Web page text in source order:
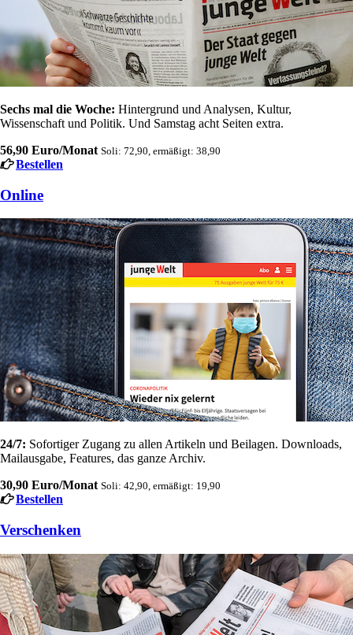
Sechs mal die Woche: Hintergrund und Analysen, Kultur,
Wissenschaft und Politik. Und Samstag acht Seiten extra.
56,90 Euro/Monat Soli: 72,90, ermäßigt: 38,90
Bestellen
Online
24/7: Sofortiger Zugang zu allen Artikeln und Beilagen. Downloads,
Mailausgabe, Features, das ganze Archiv.
30,90 Euro/Monat Soli: 42,90, ermäßigt: 19,90
Bestellen
Verschenken